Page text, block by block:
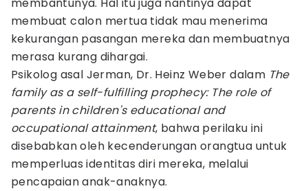
membuat calon mertua tidak mau menerima
kekurangan pasangan mereka dan membuatnya
merasa kurang dihargai.
Psikolog asal Jerman, Dr. Heinz Weber dalam The
family as a self-fulfilling prophecy: The role of
parents in children's educational and
occupational attainment, bahwa perilaku ini
disebabkan oleh kecenderungan orangtua untuk
memperluas identitas diri mereka, melalui
pencapaian anak-anaknya.